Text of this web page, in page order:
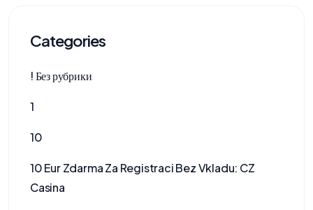
Categories
! Без рубрики
1
10
10 Eur Zdarma Za Registraci Bez Vkladu: CZ
Casina